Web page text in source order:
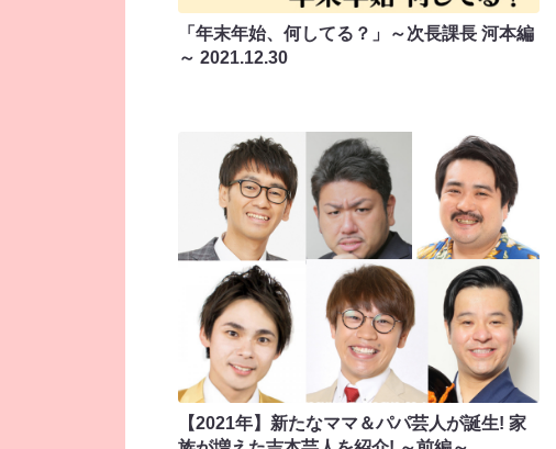
「年末年始、何してる？」～次長課長 河本編
～ 2021.12.30
【2021年】新たなママ＆パパ芸人が誕生! 家